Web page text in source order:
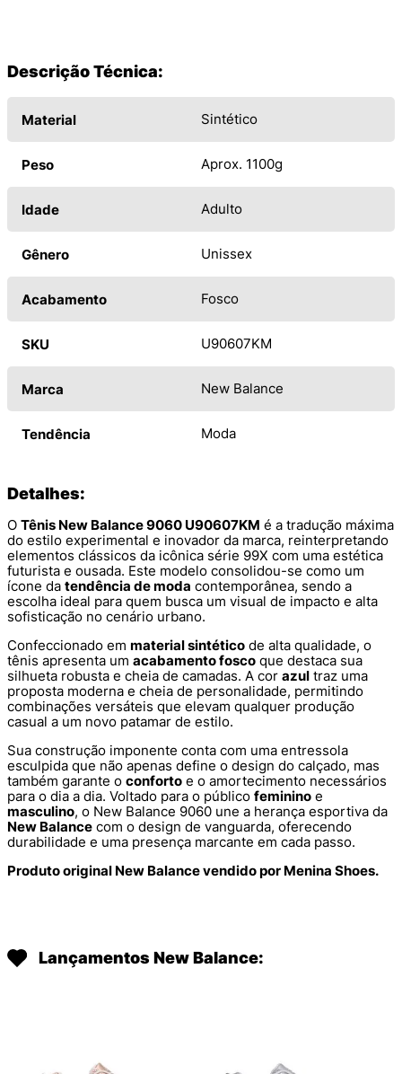
Descrição Técnica:
Material Sintético
Peso Aprox. 1100g
Idade Adulto
Gênero Unissex
Acabamento Fosco
SKU U90607KM
Marca New Balance
Tendência Moda
Detalhes:
O Tênis New Balance 9060 U90607KM é a tradução máxima
do estilo experimental e inovador da marca, reinterpretando
elementos clássicos da icônica série 99X com uma estética
futurista e ousada. Este modelo consolidou-se como um
ícone da tendência de moda contemporânea, sendo a
escolha ideal para quem busca um visual de impacto e alta
sofisticação no cenário urbano.
Confeccionado em material sintético de alta qualidade, o
tênis apresenta um acabamento fosco que destaca sua
silhueta robusta e cheia de camadas. A cor azul traz uma
proposta moderna e cheia de personalidade, permitindo
combinações versáteis que elevam qualquer produção
casual a um novo patamar de estilo.
Sua construção imponente conta com uma entressola
esculpida que não apenas define o design do calçado, mas
também garante o conforto e o amortecimento necessários
para o dia a dia. Voltado para o público feminino e
masculino, o New Balance 9060 une a herança esportiva da
New Balance com o design de vanguarda, oferecendo
durabilidade e uma presença marcante em cada passo.
Produto original New Balance vendido por Menina Shoes.
Lançamentos New Balance: